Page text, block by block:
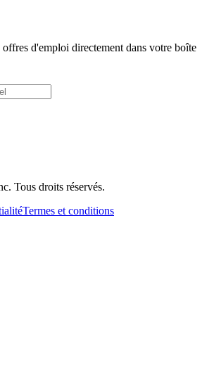
offres d'emploi directement dans votre boîte
Tous droits réservés.
Termes et conditions